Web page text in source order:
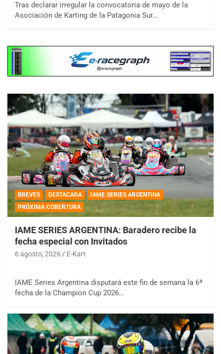
Tras declarar irregular la convocatoria de mayo de la
Asociación de Karting de la Patagonia Sur…
BREVES DESTACADA
IAME SERIES ARGENTINA
PRÓXIMA COBERTURA
IAME SERIES ARGENTINA: Baradero recibe la
fecha especial con Invitados
6 agosto, 2026 E-Kart
IAME Series Argentina disputará este fin de semana la 6ª
fecha de la Champion Cup 2026…